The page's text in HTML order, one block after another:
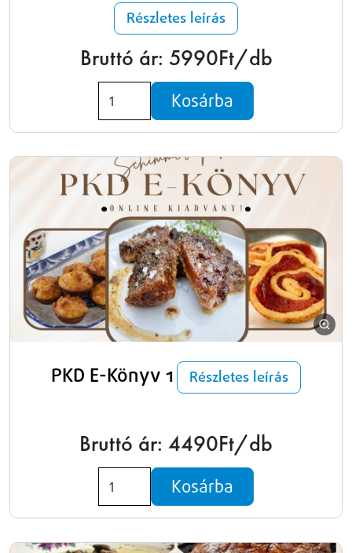
Részletes leírás
Bruttó ár: 5990Ft/db
Kosárba
PKD E-Könyv 1 Részletes leírás
Bruttó ár: 4490Ft/db
Kosárba